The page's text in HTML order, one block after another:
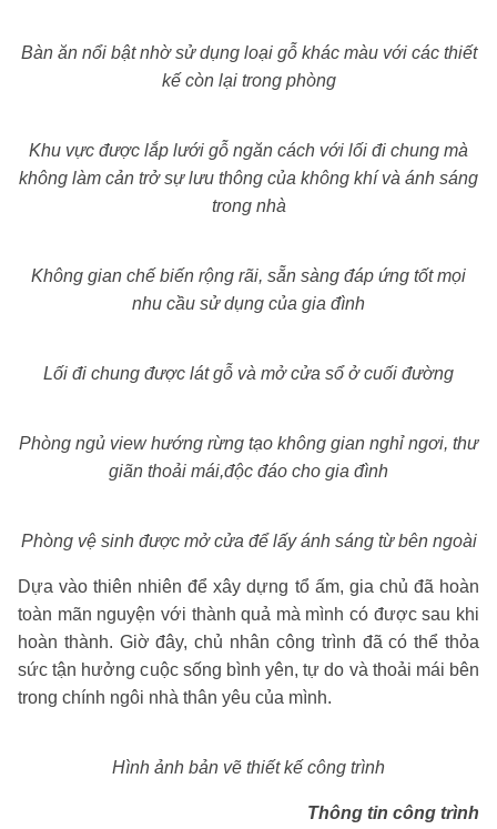
Bàn ăn nổi bật nhờ sử dụng loại gỗ khác màu với các thiết
kế còn lại trong phòng
Khu vực được lắp lưới gỗ ngăn cách với lối đi chung mà
không làm cản trở sự lưu thông của không khí và ánh sáng
trong nhà
Không gian chế biến rộng rãi, sẵn sàng đáp ứng tốt mọi
nhu cầu sử dụng của gia đình
Lối đi chung được lát gỗ và mở cửa sổ ở cuối đường
Phòng ngủ view hướng rừng tạo không gian nghỉ ngơi, thư
giãn thoải mái,độc đáo cho gia đình
Phòng vệ sinh được mở cửa để lấy ánh sáng từ bên ngoài
Dựa vào thiên nhiên để xây dựng tổ ấm, gia chủ đã hoàn
toàn mãn nguyện với thành quả mà mình có được sau khi
hoàn thành. Giờ đây, chủ nhân công trình đã có thể thỏa
sức tận hưởng cuộc sống bình yên, tự do và thoải mái bên
trong chính ngôi nhà thân yêu của mình.
Hình ảnh bản vẽ thiết kế công trình
Thông tin công trình